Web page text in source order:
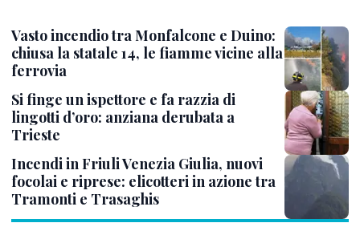
Vasto incendio tra Monfalcone e Duino:
chiusa la statale 14, le fiamme vicine alla
ferrovia
Si finge un ispettore e fa razzia di
lingotti d’oro: anziana derubata a
Trieste
Incendi in Friuli Venezia Giulia, nuovi
focolai e riprese: elicotteri in azione tra
Tramonti e Trasaghis